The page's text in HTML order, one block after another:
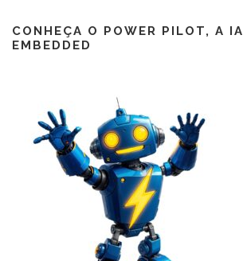
CONHEÇA O POWER PILOT, A
EMBEDDED